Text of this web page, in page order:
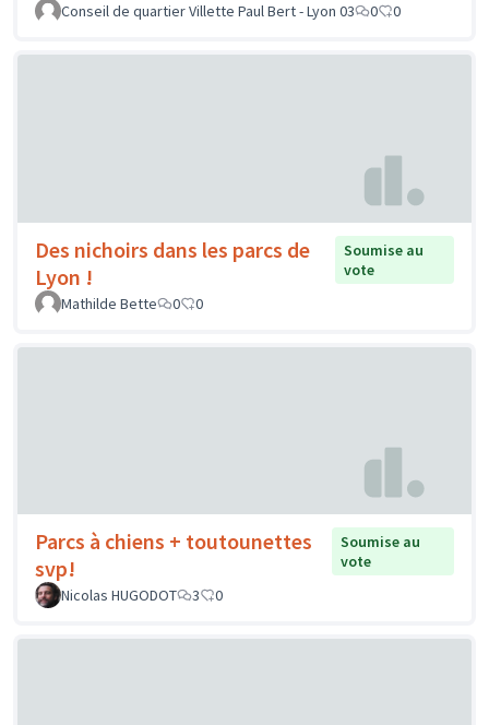
Conseil de quartier Villette Paul Bert - Lyon 03 0 0
Des nichoirs dans les parcs de
Lyon !
Soumise au
vote
Mathilde Bette
0 0
Parcs à chiens + toutounettes
svp!
Soumise au
vote
Nicolas HUGODOT
3 0